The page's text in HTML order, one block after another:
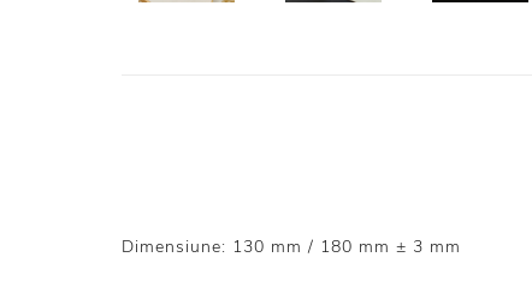
Dimensiune: 130 mm / 180 mm ± 3 mm